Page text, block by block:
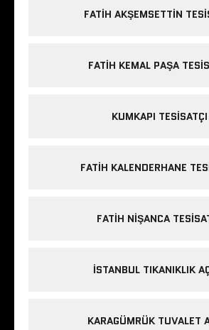
FATIH AKŞEMSETTIN
FATIH KEMAL PAŞA
KUMKAPI TESISATÇI
FATIH KALENDERHANE
FATIH NIŞANCA
ISTANBUL TIKANIKLIK
KARAGÜMRÜK TUVALET